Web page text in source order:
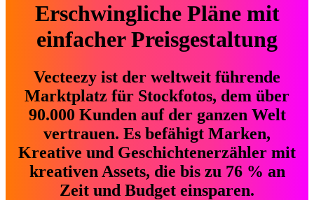
Erschwingliche Pläne mit
einfacher Preisgestaltung
Vecteezy ist der weltweit führende
Marktplatz für Stockfotos, dem über
90.000 Kunden auf der ganzen Welt
vertrauen. Es befähigt Marken,
Kreative und Geschichtenerzähler mit
kreativen Assets, die bis zu 76 % an
Zeit und Budget einsparen.